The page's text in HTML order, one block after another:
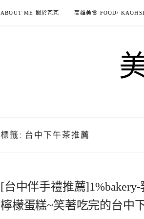
ABOUT ME 關於芃芃 高雄美食 FOOD/
標籤: 台中下午茶推薦
[台中伴手禮推薦
檸檬蛋糕~笑著吃完的台中